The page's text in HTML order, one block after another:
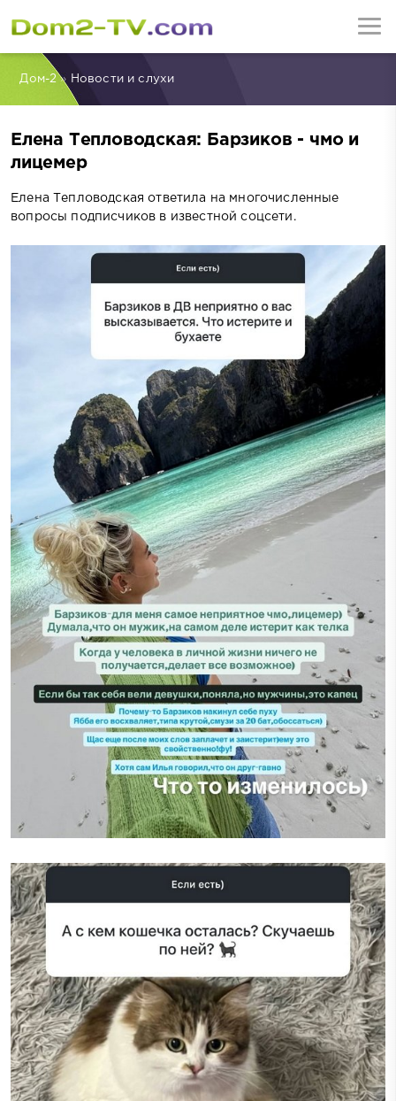
Дом-2» Новости и слухи
Елена Тепловодская: Барзиков - чмо и
лицемер
Елена Тепловодская ответила на многочисленные
вопросы подписчиков в известной соцсети.